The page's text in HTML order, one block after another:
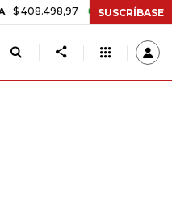
+$ 8.753,81 +2,19%
SUSCRÍBASE